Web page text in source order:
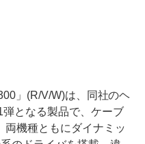
」(R/V/W)は、同社のヘ
となる製品で、ケーブ
両機種ともにダイナミッ